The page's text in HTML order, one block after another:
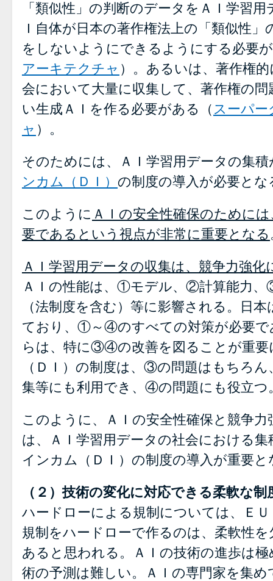
「類似性」の判断のデータをＡＩ学習
Ｉ自体が日本の著作権法上の「類似性
をしないようにできるようにする必要
アーキテクチャ ）。あるいは、著作権
会において大量に収集して、著作権の
い生成ＡＩを作る必要がある（ スーパ
ャ ）。
そのためには、ＡＩ学習用データの集
ンカム（ＤＩ） の制度の導入が必要とな
このように ＡＩの安全性確保のために
要であるという視点が非常に重要となる
ＡＩ学習用データの収集は、競争力強
ＡＩの性能は、①モデル、②計算能力
（法制度を含む）等に影響される。日
ており、①～④のすべての対策が必要で
らは、特に③④の改善を図ることが重要
（ＤＩ）の制度は、③の問題はもちろ
集等にも利用でき、④の問題にも役立つ
このように、ＡＩの安全性確保と競争
は、ＡＩ学習用データの社会における
インカム（ＤＩ）の制度の導入が重要と
（２）技術の変化に対応できる柔軟な制
ハードローによる規制については、Ｅ
規制をハードローで作るのは、柔軟性
あると思われる。ＡＩの技術の進歩は
術の予測は難しい。ＡＩの専門家を集